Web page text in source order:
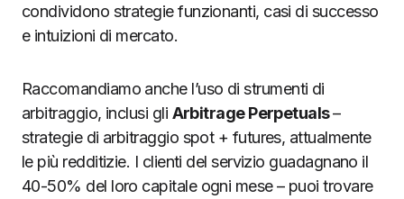
condividono strategie funzionanti, casi di successo
e intuizioni di mercato.
Raccomandiamo anche l’uso di strumenti di
arbitraggio, inclusi gli Arbitrage Perpetuals–
strategie di arbitraggio spot + futures, attualmente
le più redditizie. I clienti del servizio guadagnano il
40-50% del loro capitale ogni mese – puoi trovare